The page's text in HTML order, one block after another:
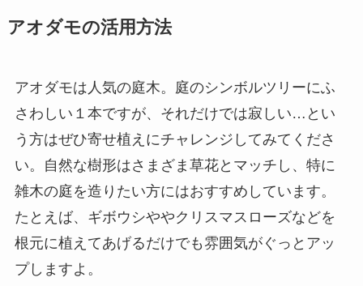
アオダモの活用方法
アオダモは人気の庭木。庭のシンボルツリーにふ
さわしい１本ですが、それだけでは寂しい…とい
う方はぜひ寄せ植えにチャレンジしてみてくださ
い。自然な樹形はさまざま草花とマッチし、特に
雑木の庭を造りたい方にはおすすめしています。
たとえば、ギボウシややクリスマスローズなどを
根元に植えてあげるだけでも雰囲気がぐっとアッ
プしますよ。